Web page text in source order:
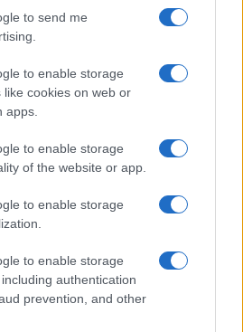
to send me
to enable storage
like cookies on web or
apps.
to enable storage
of the website or app.
to enable storage
to enable storage
authentication
prevention, and other